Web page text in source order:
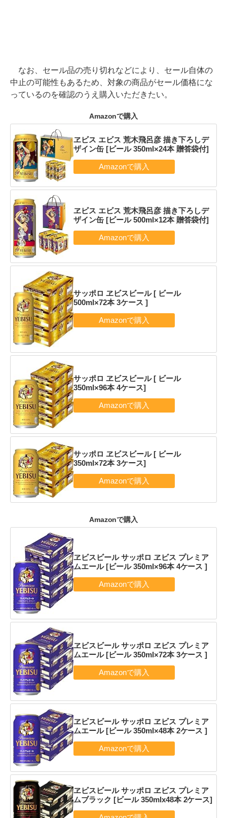
なお、セール品の売り切れなどにより、セール自体の
中止の可能性もあるため、対象の商品がセール価格にな
っているのを確認のうえ購入いただきたい。
Amazonで購入
ヱビス エビス 荒木飛呂彦 描き下ろしデ
ザイン缶 [ビール 350ml×24本 贈答袋付]
ヱビス エビス 荒木飛呂彦 描き下ろしデ
ザイン缶 [ビール 500ml×12本 贈答袋付]
サッポロ ヱビスビール [ ビール
500ml×72本 3ケース ]
サッポロ ヱビスビール [ ビール
350ml×96本 4ケース]
サッポロ ヱビスビール [ ビール
350ml×72本 3ケース]
Amazonで購入
ヱビスビール サッポロ ヱビス プレミア
ムエール [ビール 350ml×96本 4ケース ]
ヱビスビール サッポロ ヱビス プレミア
ムエール [ビール 350ml×72本 3ケース ]
ヱビスビール サッポロ ヱビス プレミア
ムエール [ビール 350ml×48本 2ケース ]
ヱビスビール サッポロ ヱビス プレミア
ムブラック [ビール 350mlx48本 2ケース]